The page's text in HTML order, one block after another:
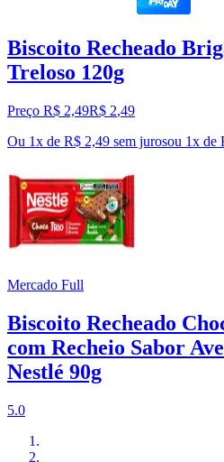
Biscoito Recheado
Treloso 120g
Preço R$ 2,49R$ 2,49
Ou 1x de R$ 2,49 sem jurosou 1x de
Mercado Full
Biscoito Recheado
com Recheio Sabor
Nestlé 90g
5.0